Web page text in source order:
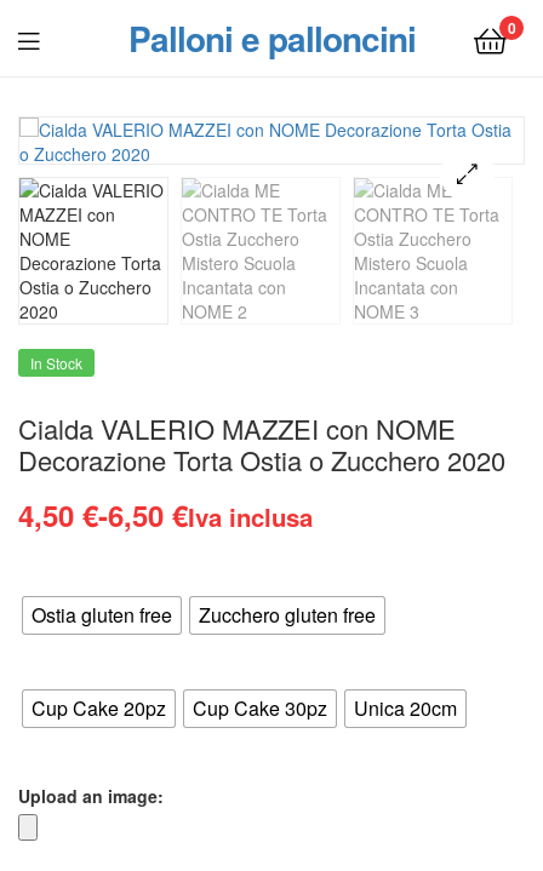
Palloni e palloncini 0
Menu
In Stock
Cialda VALERIO MAZZEI con NOME
Decorazione Torta Ostia o Zucchero 2020
4,50 €-6,50 €
Fascia
prezzo:
da
4,50 €
a
Iva inclusa
Ostia gluten free Zucchero gluten free
Cup Cake 20pz Cup Cake 30pz Unica 20cm
Upload an image: